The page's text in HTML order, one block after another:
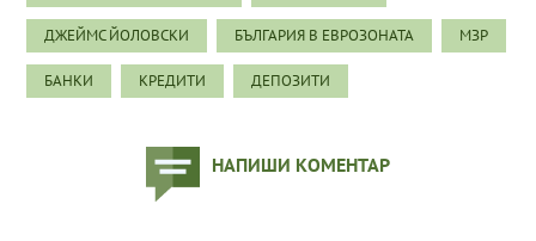
ДЖЕЙМС ЙОЛОВСКИ БЪЛГАРИЯ В ЕВРОЗОНАТА МЗР
БАНКИ КРЕДИТИ ДЕПОЗИТИ
НАПИШИ КОМЕНТАР